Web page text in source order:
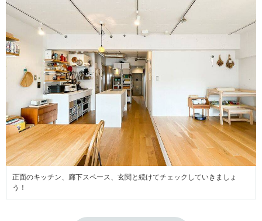
正面のキッチン、廊下スペース、玄関と続けてチェックしていきましょ
う！